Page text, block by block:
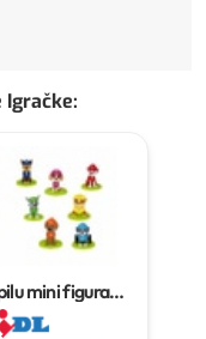
Igračke:
mini figura